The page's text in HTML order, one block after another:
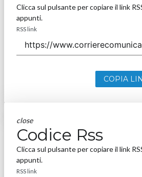
Clicca sul pulsante per copiare il link
appunti.
RSS link
COPIA
close
Codice Rss
Clicca sul pulsante per copiare il link
appunti.
RSS link